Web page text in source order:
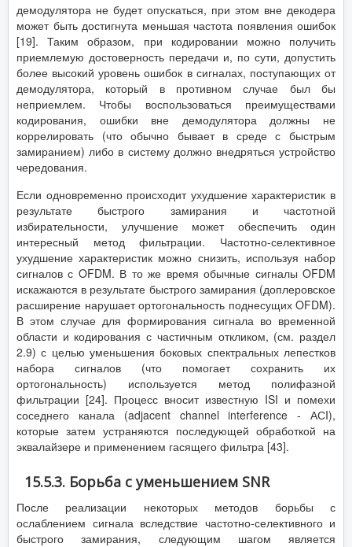
демодулятора не будет опускаться, при этом вне декодера
может быть достигнута меньшая частота появления ошибок
[19]. Таким образом, при кодировании можно получить
приемлемую достоверность передачи и, по сути, допустить
более высокий уровень ошибок в сигналах, поступающих от
демодулятора, который в противном случае был бы
неприемлем. Чтобы воспользоваться преимуществами
кодирования, ошибки вне демодулятора должны не
коррелировать (что обычно бывает в среде с быстрым
замиранием) либо в систему должно внедряться устройство
чередования.
Если одновременно происходит ухудшение характеристик в
результате быстрого замирания и частотной
избирательности, улучшение может обеспечить один
интересный метод фильтрации. Частотно-селективное
ухудшение характеристик можно снизить, используя набор
сигналов с OFDM. В то же время обычные сигналы OFDM
искажаются в результате быстрого замирания (доплеровское
расширение нарушает ортогональность поднесущих OFDM).
В этом случае для формирования сигнала во временной
области и кодирования с частичным откликом, (см. раздел
2.9) с целью уменьшения боковых спектральных лепестков
набора сигналов (что помогает сохранить их
ортогональность) используется метод полифазной
фильтрации [24]. Процесс вносит известную ISI и помехи
соседнего канала (adjacent channel interference - АСI),
которые затем устраняются последующей обработкой на
эквалайзере и применением гасящего фильтра [43].
15.5.3. Борьба с уменьшением SNR
После реализации некоторых методов борьбы с
ослаблением сигнала вследствие частотно-селективного и
быстрого замирания, следующим шагом является